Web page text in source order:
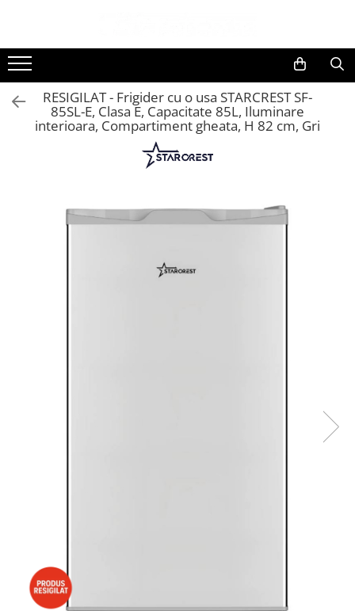
Toate Produsele
Black Friday
Electrocasnice Mari
Aparate frigorifice
Congelatoare verticale
Plite incorporabile
Masini spalat vase
RESIGILAT - Frigider cu o usa STARCREST SF-
85SL-E, Clasa E, Capacitate 85L, Iluminare
interioara, Compartiment gheata, H 82 cm, Gri